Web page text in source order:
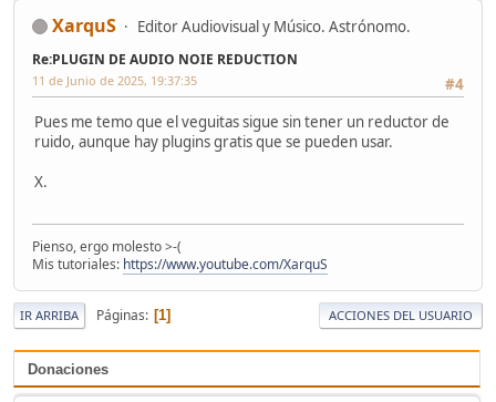
Donaciones
XarquS Editor Audiovisual y Músico. Astrónomo.
Re:PLUGIN DE AUDIO NOIE REDUCTION
#4
11 de Junio de 2025, 19:37:35
Pues me temo que el veguitas sigue sin tener un reductor de
ruido, aunque hay plugins gratis que se pueden usar.
X.
Pienso, ergo molesto >-(
Mis tutoriales: https://www.youtube.com/XarquS
IR ARRIBA Páginas 1 ACCIONES DEL USUARIO